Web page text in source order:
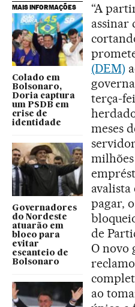
MAIS INFORMAÇÕES
Colado em
Bolsonaro,
Doria captura
um PSDB em
crise de
identidade
Governadores
do Nordeste
atuarão em
bloco para
evitar
escanteio de
Bolsonaro
“A
assinar
(DEM)
terça-
meses
avalista
pagar,
de
O novo
ao